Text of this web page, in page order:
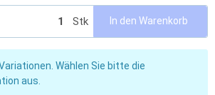
Stk In den Warenkorb
Wählen Sie bitte die
aus.